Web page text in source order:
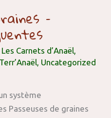
–
Les Carnets d’Anaël,
, Uncategorized
système
Passeuses de graines